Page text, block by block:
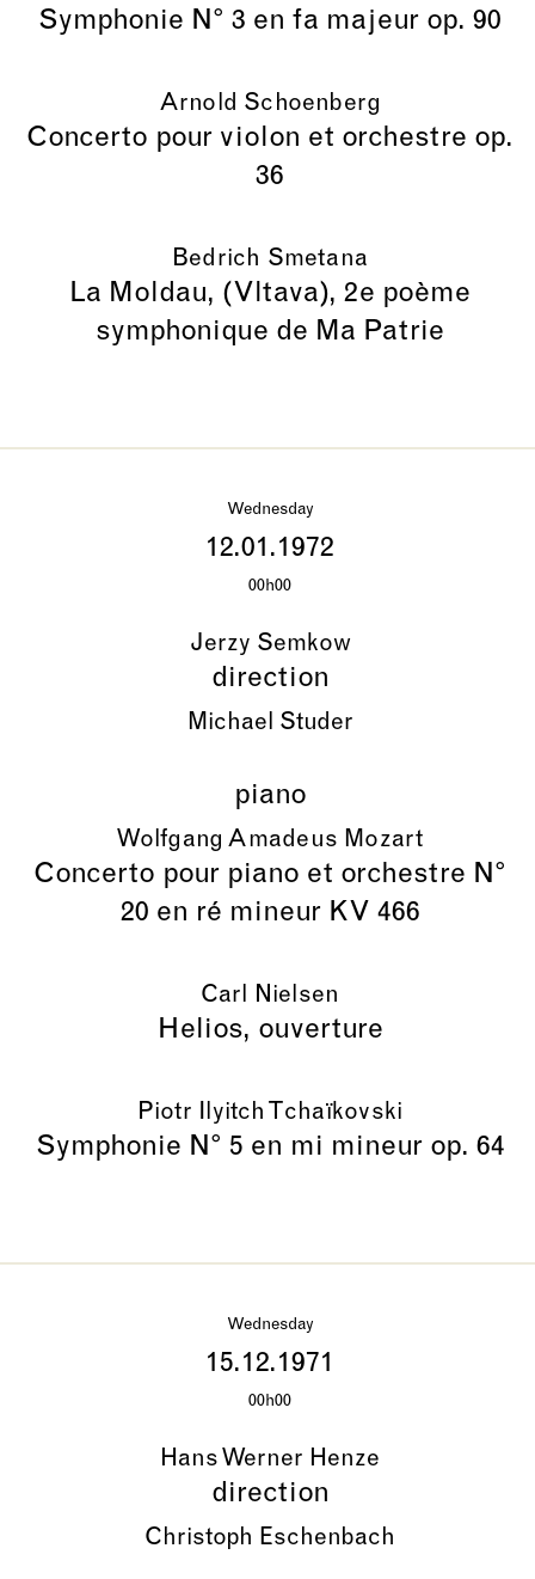
Symphonie N° 3 en fa majeur op. 90
Arnold Schoenberg
Concerto pour violon et orchestre op.
36
Bedrich Smetana
La Moldau, (Vltava), 2e poème
symphonique de Ma Patrie
Wednesday
12.01.1972
00h00
Jerzy Semkow
direction
Michael Studer
piano
Wolfgang Amadeus Mozart
Concerto pour piano et orchestre N°
20 en ré mineur KV 466
Carl Nielsen
Helios, ouverture
Piotr Ilyitch Tchaïkovski
Symphonie N° 5 en mi mineur op. 64
Wednesday
15.12.1971
00h00
Hans Werner Henze
direction
Christoph Eschenbach